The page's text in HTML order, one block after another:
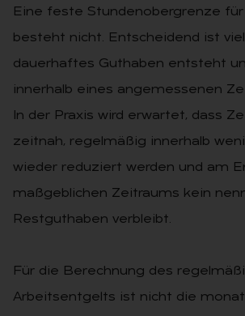
Eine feste Stundenobergrenze
besteht nicht. Entscheidend ist
dauerhaftes Guthaben entsteht
innerhalb eines angemessenen
In der Praxis wird erwartet, dass
zeitnah, regelmäßig innerhalb
wieder reduziert werden und am
maßgeblichen Zeitraums kein
Restguthaben verbleibt.
Für die Berechnung des
Arbeitsentgelts ist nicht die